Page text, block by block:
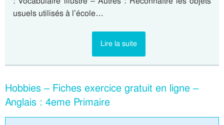
usuels utilisés à l’école…
Lire la suite
Hobbies – Fiches exercice gratuit en ligne –
Anglais : 4eme Primaire